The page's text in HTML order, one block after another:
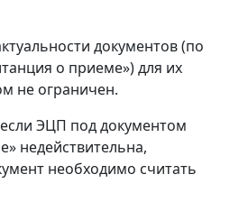
документов (по
о приеме») для их
не ограничен.
ЭЦП под документом
недействительна,
необходимо считать